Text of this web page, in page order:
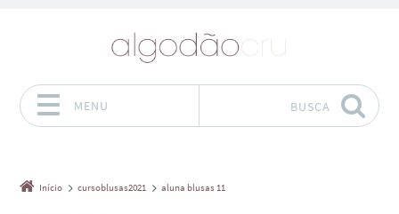
MENU BUSCA
Início cursoblusas2021 aluna blusas 11